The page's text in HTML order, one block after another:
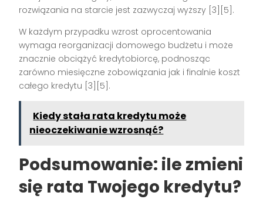
rozwiązania na starcie jest zazwyczaj wyższy [3][5] .
W każdym przypadku wzrost oprocentowania
wymaga reorganizacji domowego budżetu i może
znacznie obciążyć kredytobiorcę, podnosząc
zarówno miesięczne zobowiązania jak i finalnie koszt
całego kredytu [3][5] .
Kiedy stała rata kredytu może
nieoczekiwanie wzrosnąć?
Podsumowanie: ile zmieni
się rata Twojego kredytu?